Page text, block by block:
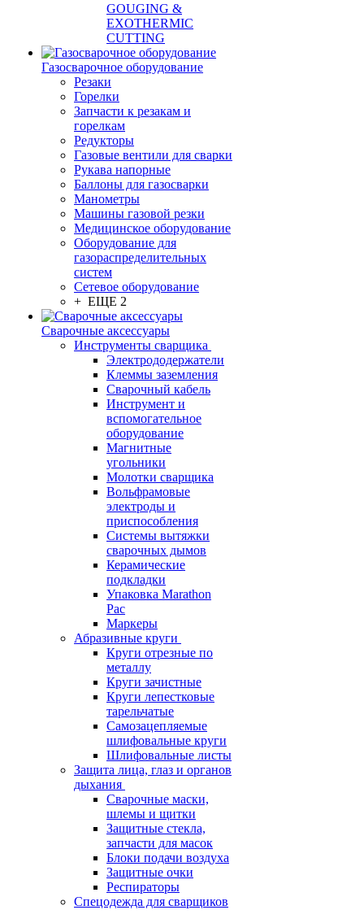
GOUGING &
EXOTHERMIC
CUTTING
Газосварочное оборудование
Резаки
Горелки
Запчасти к резакам и
горелкам
Редукторы
Газовые вентили для сварки
Рукава напорные
Баллоны для газосварки
Манометры
Машины газовой резки
Медицинское оборудование
Оборудование для
газораспределительных
систем
Сетевое оборудование
+ ЕЩЕ 2
Сварочные аксессуары
Инструменты сварщика
Электрододержатели
Клеммы заземления
Сварочный кабель
Инструмент и
вспомогательное
оборудование
Магнитные
угольники
Молотки сварщика
Вольфрамовые
электроды и
приспособления
Системы вытяжки
сварочных дымов
Керамические
подкладки
Упаковка Marathon
Pac
Маркеры
Абразивные круги
Круги отрезные по
металлу
Круги зачистные
Круги лепестковые
тарельчатые
Самозацепляемые
шлифовальные круги
Шлифовальные листы
Защита лица, глаз и органов
дыхания
Сварочные маски,
шлемы и щитки
Защитные стекла,
запчасти для масок
Блоки подачи воздуха
Защитные очки
Респираторы
Спецодежда для сварщиков